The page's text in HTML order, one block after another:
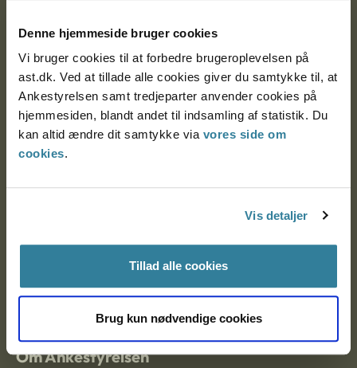
Denne hjemmeside bruger cookies
Vi bruger cookies til at forbedre brugeroplevelsen på
ast.dk. Ved at tillade alle cookies giver du samtykke til, at
Ankestyrelsen samt tredjeparter anvender cookies på
hjemmesiden, blandt andet til indsamling af statistik. Du
kan altid ændre dit samtykke via vores side om
cookies.
Vis detaljer
Tillad alle cookies
Brug kun nødvendige cookies
Postadresse:
9000 Aalborg
CVR: 1007 4002
Om Ankestyrelsen